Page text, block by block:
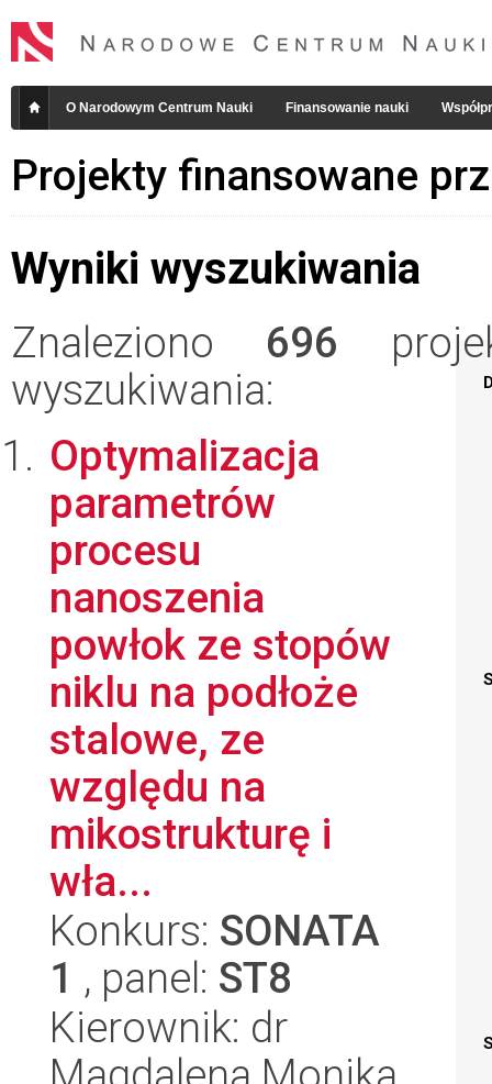
O Narodowym Centrum Nauki Finansowanie nauki
Projekty finansowane
Wyniki wyszukiwania
Znaleziono 696
wyszukiwania:
Optymalizacja
parametrów
procesu
nanoszenia
powłok ze stopów
niklu na podłoże
stalowe, ze
względu na
mikostrukturę i
wła...
Konkurs: SONATA
1 , panel: ST8
Kierownik: dr